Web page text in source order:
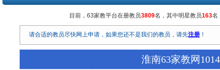
目前，63家教平台在册教员3809名，其中明星教员163名
请合适的教员尽快网上申请，如果您还不是我们的教员，请先注册 ！
淮南63家教网